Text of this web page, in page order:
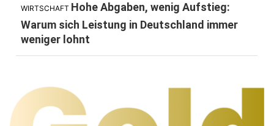
WIRTSCHAFT Hohe Abgaben, wenig Aufstieg:
Warum sich Leistung in Deutschland immer
weniger lohnt